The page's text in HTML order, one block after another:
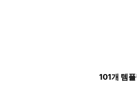
101개 템